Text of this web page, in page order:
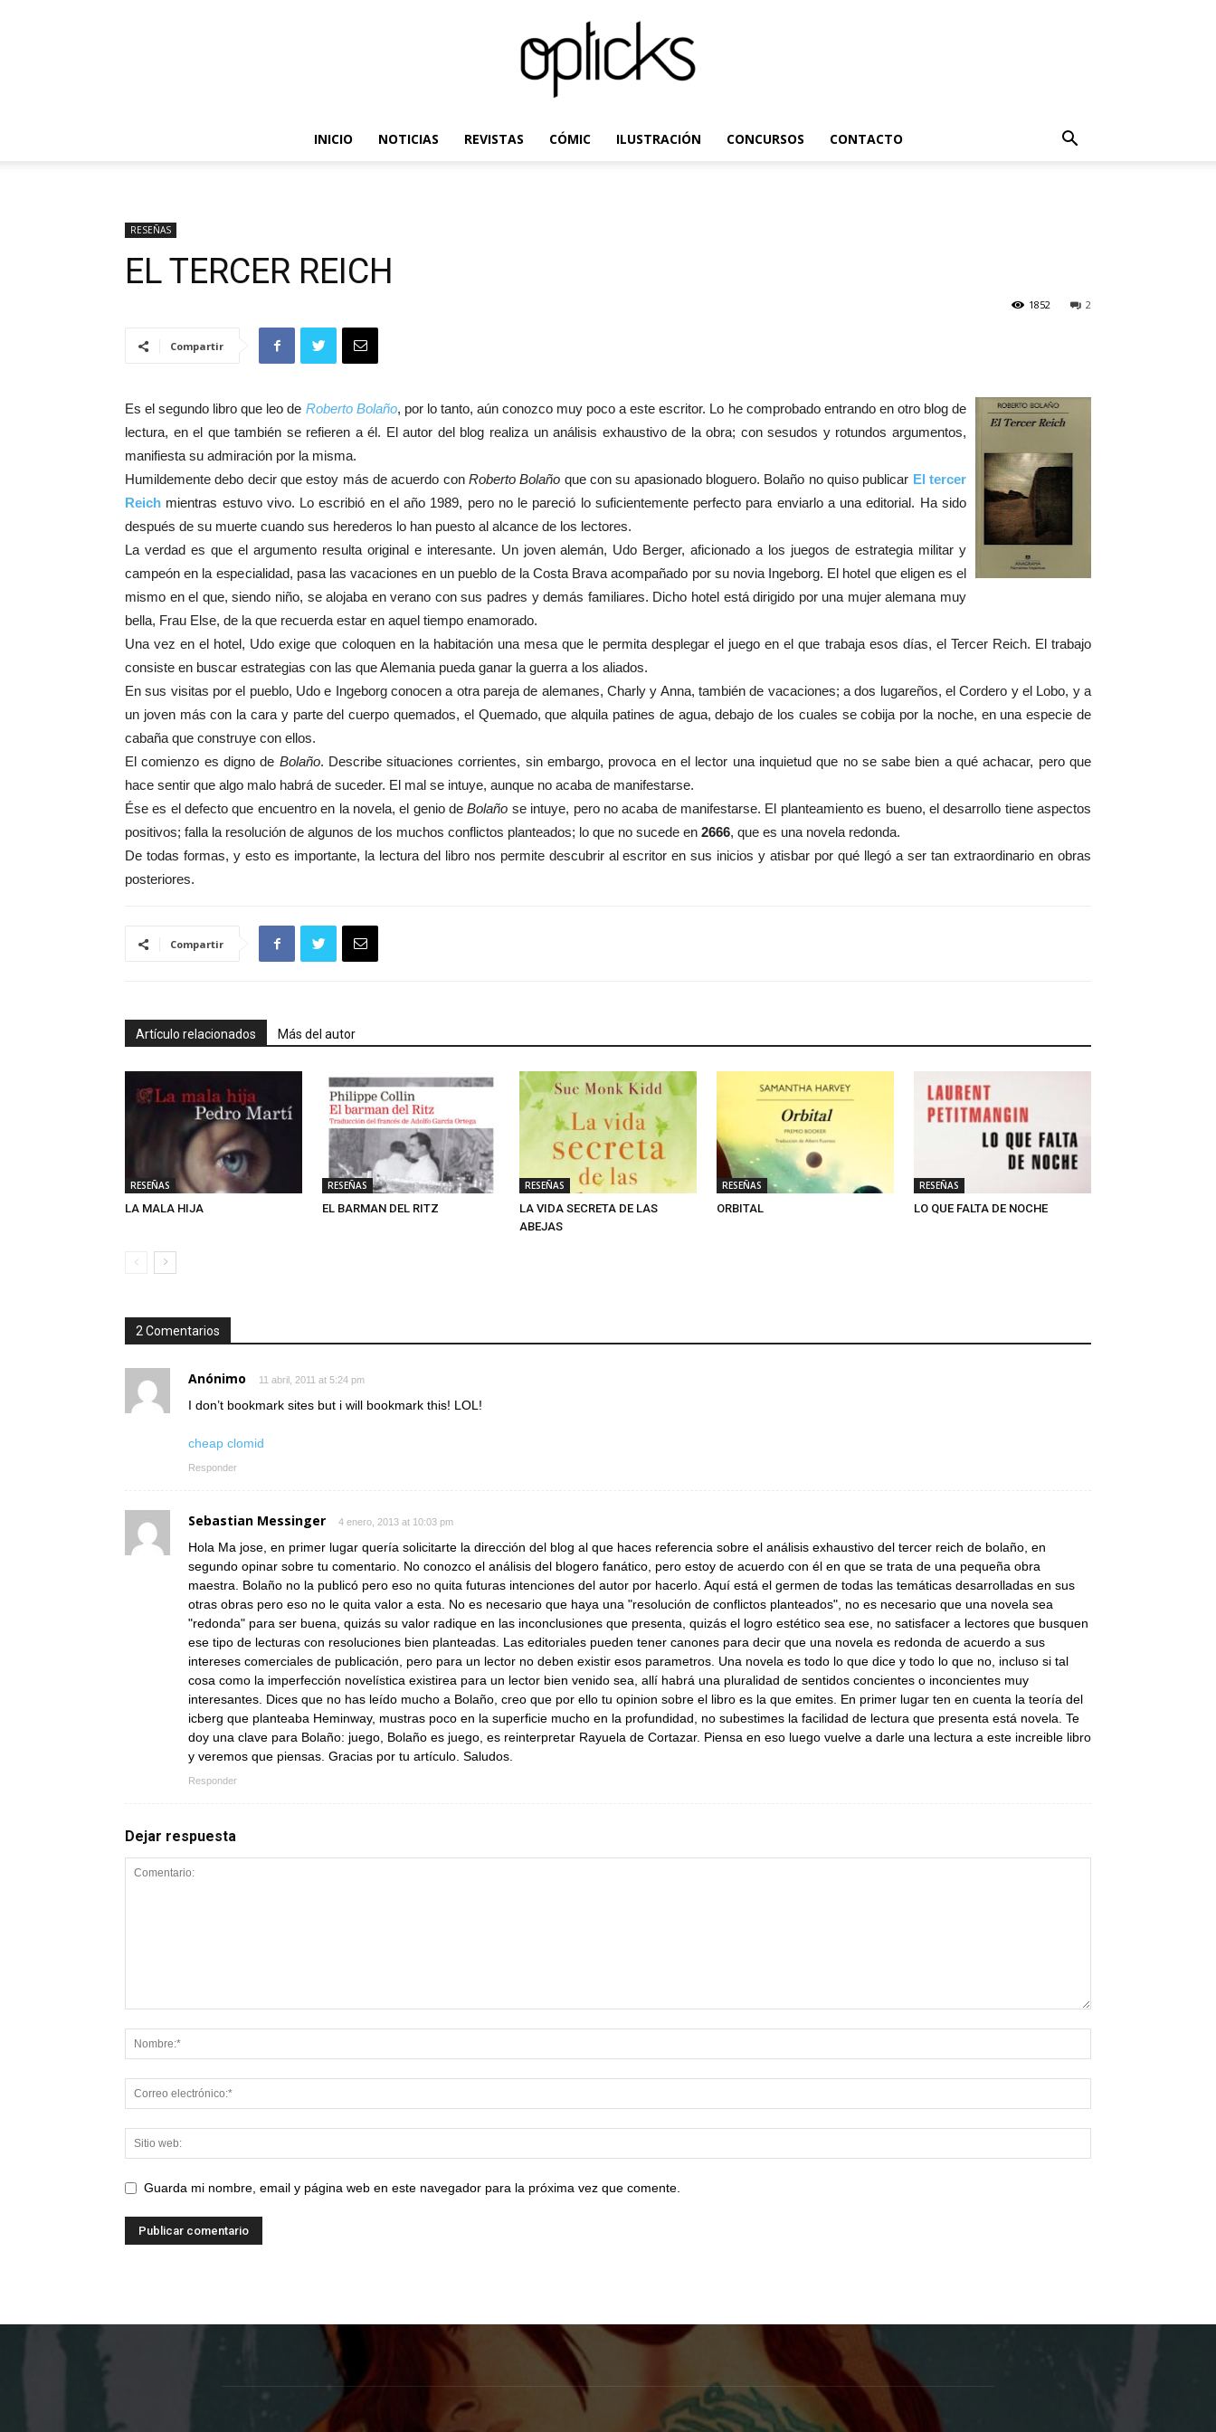
INICIO NOTICIAS REVISTAS CÓMIC ILUSTRACIÓN CONCURSOS CONTACTO
RESEÑAS
EL TERCER REICH
2
1852
Compartir
Es el segundo libro que leo de Roberto Bolaño, por lo tanto, aún conozco muy poco a este escritor. Lo he comprobado entrando en otro blog de
lectura, en el que también se refieren a él. El autor del blog realiza un análisis exhaustivo de la obra; con sesudos y rotundos argumentos,
manifiesta su admiración por la misma.
Humildemente debo decir que estoy más de acuerdo con Roberto Bolaño que con su apasionado bloguero. Bolaño no quiso publicar El tercer
Reich mientras estuvo vivo. Lo escribió en el año 1989, pero no le pareció lo suficientemente perfecto para enviarlo a una editorial. Ha sido
después de su muerte cuando sus herederos lo han puesto al alcance de los lectores.
La verdad es que el argumento resulta original e interesante. Un joven alemán, Udo Berger, aficionado a los juegos de estrategia militar y
campeón en la especialidad, pasa las vacaciones en un pueblo de la Costa Brava acompañado por su novia Ingeborg. El hotel que eligen es el
mismo en el que, siendo niño, se alojaba en verano con sus padres y demás familiares. Dicho hotel está dirigido por una mujer alemana muy
bella, Frau Else, de la que recuerda estar en aquel tiempo enamorado.
Una vez en el hotel, Udo exige que coloquen en la habitación una mesa que le permita desplegar el juego en el que trabaja esos días, el Tercer Reich. El trabajo
consiste en buscar estrategias con las que Alemania pueda ganar la guerra a los aliados.
En sus visitas por el pueblo, Udo e Ingeborg conocen a otra pareja de alemanes, Charly y Anna, también de vacaciones; a dos lugareños, el Cordero y el Lobo, y a
un joven más con la cara y parte del cuerpo quemados, el Quemado, que alquila patines de agua, debajo de los cuales se cobija por la noche, en una especie de
cabaña que construye con ellos.
El comienzo es digno de Bolaño. Describe situaciones corrientes, sin embargo, provoca en el lector una inquietud que no se sabe bien a qué achacar, pero que
hace sentir que algo malo habrá de suceder. El mal se intuye, aunque no acaba de manifestarse.
Ése es el defecto que encuentro en la novela, el genio deBolaño se intuye, pero no acaba de manifestarse. El planteamiento es bueno, el desarrollo tiene aspectos
positivos; falla la resolución de algunos de los muchos conflictos planteados; lo que no sucede en 2666, que es una novela redonda.
De todas formas, y esto es importante, la lectura del libro nos permite descubrir al escritor en sus inicios y atisbar por qué llegó a ser tan extraordinario en obras
posteriores.
Compartir
Artículo relacionados Más del autor
RESEÑAS
LA MALA HIJA
RESEÑAS
EL BARMAN DEL RITZ
RESEÑAS
LA VIDA SECRETA DE LAS
ABEJAS
RESEÑAS
ORBITAL
RESEÑAS
LO QUE FALTA DE NOCHE
2 Comentarios
Anónimo 11 abril, 2011 at 5:24 pm
I don’t bookmark sites but i will bookmark this! LOL!
cheap clomid
Responder
Sebastian Messinger 4 enero, 2013 at 10:03 pm
Hola Ma jose, en primer lugar quería solicitarte la dirección del blog al que haces referencia sobre el análisis exhaustivo del tercer reich de bolaño, en
segundo opinar sobre tu comentario. No conozco el análisis del blogero fanático, pero estoy de acuerdo con él en que se trata de una pequeña obra
maestra. Bolaño no la publicó pero eso no quita futuras intenciones del autor por hacerlo. Aquí está el germen de todas las temáticas desarrolladas en sus
otras obras pero eso no le quita valor a esta. No es necesario que haya una "resolución de conflictos planteados", no es necesario que una novela sea
"redonda" para ser buena, quizás su valor radique en las inconclusiones que presenta, quizás el logro estético sea ese, no satisfacer a lectores que busquen
ese tipo de lecturas con resoluciones bien planteadas. Las editoriales pueden tener canones para decir que una novela es redonda de acuerdo a sus
intereses comerciales de publicación, pero para un lector no deben existir esos parametros. Una novela es todo lo que dice y todo lo que no, incluso si tal
cosa como la imperfección novelística existirea para un lector bien venido sea, allí habrá una pluralidad de sentidos concientes o inconcientes muy
interesantes. Dices que no has leído mucho a Bolaño, creo que por ello tu opinion sobre el libro es la que emites. En primer lugar ten en cuenta la teoría del
icberg que planteaba Heminway, mustras poco en la superficie mucho en la profundidad, no subestimes la facilidad de lectura que presenta está novela. Te
doy una clave para Bolaño: juego, Bolaño es juego, es reinterpretar Rayuela de Cortazar. Piensa en eso luego vuelve a darle una lectura a este increible libro
y veremos que piensas. Gracias por tu artículo. Saludos.
Responder
Dejar respuesta
Guarda mi nombre, email y página web en este navegador para la próxima vez que comente.